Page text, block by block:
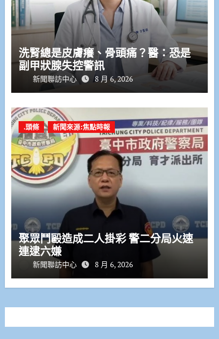
洗腎總是皮膚癢、骨頭痛？醫：恐是
副甲狀腺失控警訊
新聞聯訪中心 8 月 6, 2026
.頭條 新聞來源:焦點時報
聚眾鬥毆造成二人掛彩 警二分局火速
連逮六嫌
新聞聯訪中心 8 月 6, 2026